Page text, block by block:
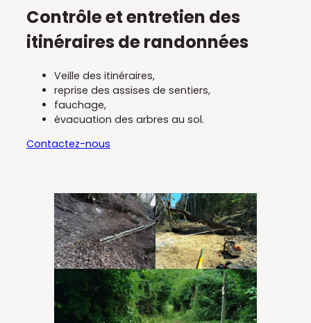
Contrôle et entretien des
itinéraires de randonnées
Veille des itinéraires,
reprise des assises de sentiers,
fauchage,
évacuation des arbres au sol.
Contactez-nous